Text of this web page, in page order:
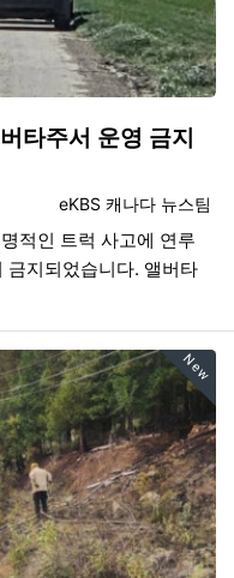
타주서 운영 금지
등록자
eKBS 캐나다 뉴스팀
적인 트럭 사고에 연루
금지되었습니다. 앨버타
New